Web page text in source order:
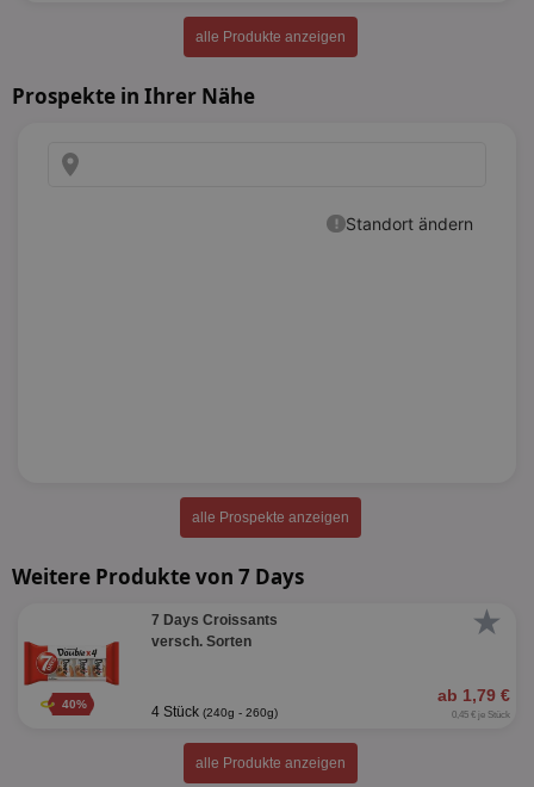
alle Produkte anzeigen
Prospekte in Ihrer Nähe
alle Prospekte anzeigen
Weitere Produkte von 7 Days
★
40%
7 Days Croissants
versch. Sorten
ab 1,79 €
4 Stück (240g - 260g) 0,45 € je Stück
alle Produkte anzeigen